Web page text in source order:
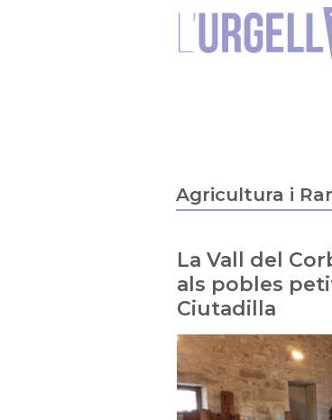
Agricultura i
La Vall del
als pobles
Ciutadilla